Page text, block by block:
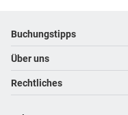
Footer navigation
Buchungstipps
Warum im Reisebüro buchen
Hoteltipps
Reisewelten
Über uns
Kontakt
Rechtliches